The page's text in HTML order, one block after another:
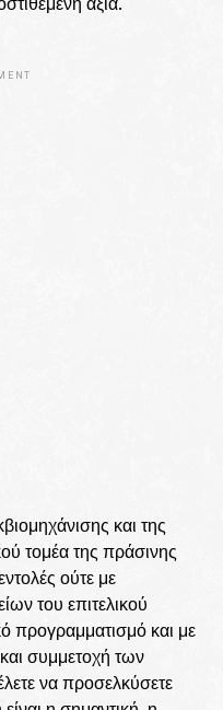
και της
τομέα της πράσινης
ούτε με
του επιτελικού
προγραμματισμό και με
συμμετοχή των
να προσελκύσετε